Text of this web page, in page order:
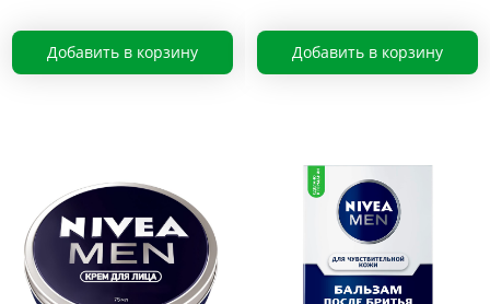
Добавить в корзину Добавить в корзину